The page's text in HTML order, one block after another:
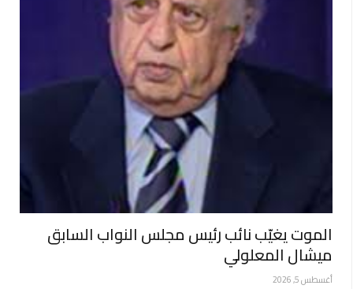
الموت يغيّب نائب رئيس مجلس النواب السابق
ميشال المعلولي
أغسطس 5, 2026